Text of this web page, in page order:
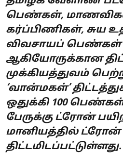
பெண்கள்,
கர்ப்பிணிகள், சுய
விவசாயப் பெண்கள்
ஆகியோருக்கான
முக்கியத்துவம்
‘வான்மகள்’
ஒதுக்கி 100 பெண்கள்
பேருக்கு ட்ரோன்
மானியத்தில்